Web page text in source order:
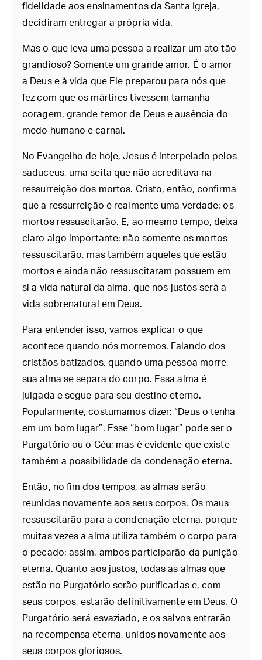
fidelidade aos ensinamentos da Santa Igreja,
decidiram entregar a própria vida.
Mas o que leva uma pessoa a realizar um ato tão
grandioso? Somente um grande amor. É o amor
a Deus e à vida que Ele preparou para nós que
fez com que os mártires tivessem tamanha
coragem, grande temor de Deus e ausência do
medo humano e carnal.
No Evangelho de hoje, Jesus é interpelado pelos
saduceus, uma seita que não acreditava na
ressurreição dos mortos. Cristo, então, confirma
que a ressurreição é realmente uma verdade: os
mortos ressuscitarão. E, ao mesmo tempo, deixa
claro algo importante: não somente os mortos
ressuscitarão, mas também aqueles que estão
mortos e ainda não ressuscitaram possuem em
si a vida natural da alma, que nos justos será a
vida sobrenatural em Deus.
Para entender isso, vamos explicar o que
acontece quando nós morremos. Falando dos
cristãos batizados, quando uma pessoa morre,
sua alma se separa do corpo. Essa alma é
julgada e segue para seu destino eterno.
Popularmente, costumamos dizer: “Deus o tenha
em um bom lugar”. Esse “bom lugar” pode ser o
Purgatório ou o Céu; mas é evidente que existe
também a possibilidade da condenação eterna.
Então, no fim dos tempos, as almas serão
reunidas novamente aos seus corpos. Os maus
ressuscitarão para a condenação eterna, porque
muitas vezes a alma utiliza também o corpo para
o pecado; assim, ambos participarão da punição
eterna. Quanto aos justos, todas as almas que
estão no Purgatório serão purificadas e, com
seus corpos, estarão definitivamente em Deus. O
Purgatório será esvaziado, e os salvos entrarão
na recompensa eterna, unidos novamente aos
seus corpos gloriosos.